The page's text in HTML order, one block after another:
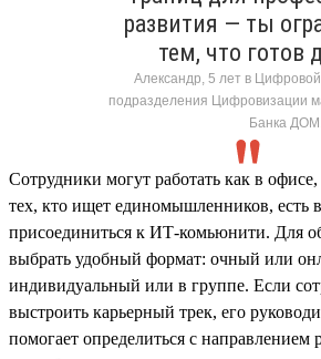
развития — ты
тем, что готов
Александр, 5 лет в
подразделения Цифровизации
Банка
Сотрудники могут работать как в
тех, кто ищет единомышленников, есть
присоединиться к ИТ-комьюнити. Для
выбрать удобный формат: очный или
индивидуальный или в группе. Если
выстроить карьерный трек, его
помогает определиться с направлением